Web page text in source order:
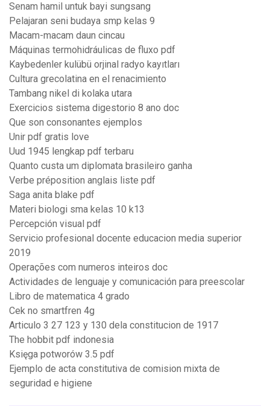
Senam hamil untuk bayi sungsang
Pelajaran seni budaya smp kelas 9
Macam-macam daun cincau
Máquinas termohidráulicas de fluxo pdf
Kaybedenler kulübü orjinal radyo kayıtları
Cultura grecolatina en el renacimiento
Tambang nikel di kolaka utara
Exercicios sistema digestorio 8 ano doc
Que son consonantes ejemplos
Unir pdf gratis love
Uud 1945 lengkap pdf terbaru
Quanto custa um diplomata brasileiro ganha
Verbe préposition anglais liste pdf
Saga anita blake pdf
Materi biologi sma kelas 10 k13
Percepción visual pdf
Servicio profesional docente educacion media superior
2019
Operações com numeros inteiros doc
Actividades de lenguaje y comunicación para preescolar
Libro de matematica 4 grado
Cek no smartfren 4g
Articulo 3 27 123 y 130 dela constitucion de 1917
The hobbit pdf indonesia
Księga potworów 3.5 pdf
Ejemplo de acta constitutiva de comision mixta de
seguridad e higiene